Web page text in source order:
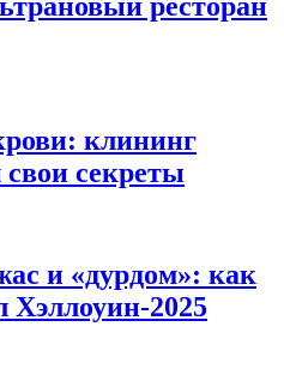
ресторан
клининг
секреты
и «дурдом»: как
Хэллоуин-2025